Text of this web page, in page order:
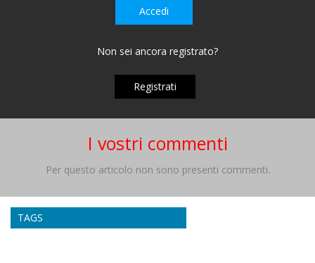
Accedi
Non sei ancora registrato?
Registrati
I vostri commenti
Per questo articolo non sono presenti commenti.
TAGS